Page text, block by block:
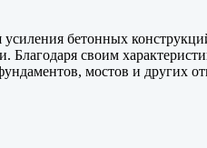
бетонных
Благодаря своим
мостов и других